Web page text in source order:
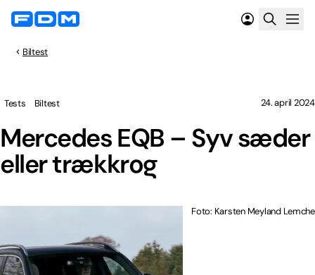
Biltest
Mercedes EQB – Syv sæder
eller trækkrog
Tests Biltest 24. april 2024
Foto: Karsten Meyland Lemche